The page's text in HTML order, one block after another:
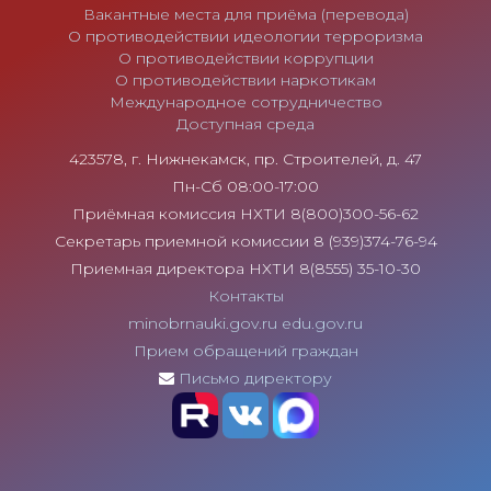
Вакантные места для приёма (перевода)
О противодействии идеологии терроризма
О противодействии коррупции
О противодействии наркотикам
Международное сотрудничество
Доступная среда
423578, г. Нижнекамск, пр. Строителей, д. 47
Пн-Сб 08:00-17:00
Приёмная комиссия НХТИ 8(800)300-56-62
Секретарь приемной комиссии 8 (939)374-76-94
Приемная директора НХТИ 8(8555) 35-10-30
Контакты
minobrnauki.gov.ru edu.gov.ru
Прием обращений граждан
Письмо директору